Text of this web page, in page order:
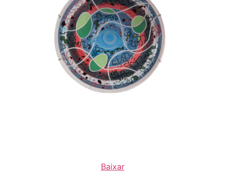
Baixar